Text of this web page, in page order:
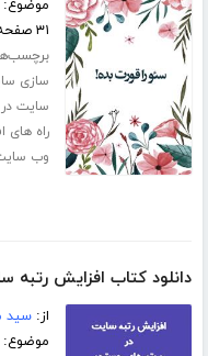
۳۱ صفحه
سازی
سایت
راه های
وب
دانلود کتاب افزایش
از:سید